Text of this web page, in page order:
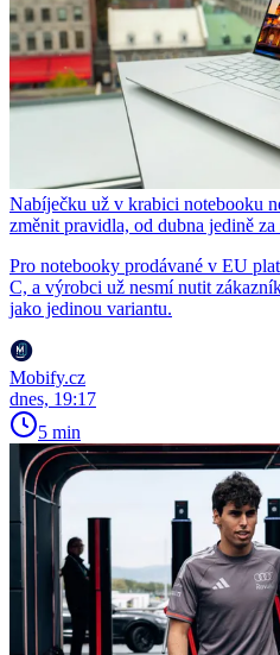
Nabíječku už v krabici notebooku
změnit pravidla, od dubna jedině za
Pro notebooky prodávané v EU
C, a výrobci už nesmí nutit
jako jedinou variantu.
Mobify.cz
dnes, 19:17
5 min